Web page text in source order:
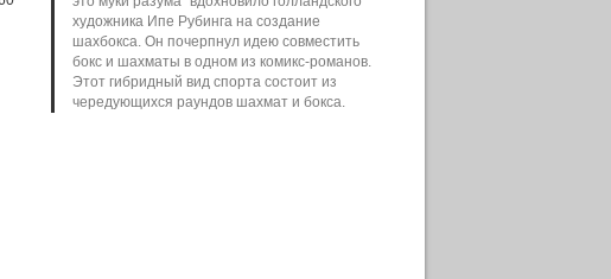
художника Ипе Рубинга на создание
шахбокса. Он почерпнул идею совместить
бокс и шахматы в одном из комикс-романов.
Этот гибридный вид спорта состоит из
чередующихся раундов шахмат и бокса.